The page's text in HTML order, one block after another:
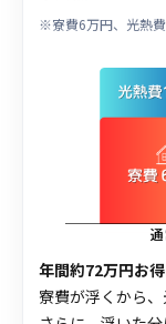
※寮費6万円、光熱
年間約72万円お得
寮費が浮くから